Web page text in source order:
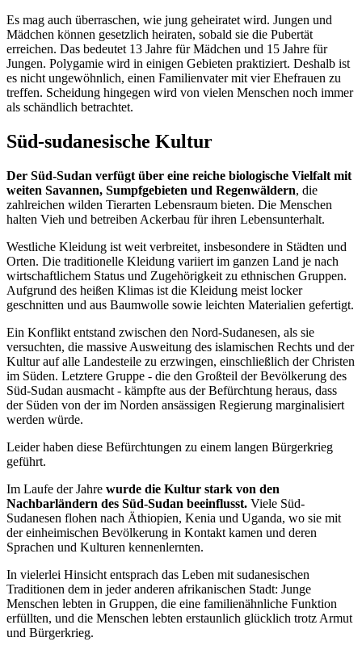
Es mag auch überraschen, wie jung geheiratet wird. Jungen und
Mädchen können gesetzlich heiraten, sobald sie die Pubertät
erreichen. Das bedeutet 13 Jahre für Mädchen und 15 Jahre für
Jungen. Polygamie wird in einigen Gebieten praktiziert. Deshalb ist
es nicht ungewöhnlich, einen Familienvater mit vier Ehefrauen zu
treffen. Scheidung hingegen wird von vielen Menschen noch immer
als schändlich betrachtet.
Süd-sudanesische Kultur
Der Süd-Sudan verfügt über eine reiche biologische Vielfalt mit
weiten Savannen, Sumpfgebieten und Regenwäldern, die
zahlreichen wilden Tierarten Lebensraum bieten. Die Menschen
halten Vieh und betreiben Ackerbau für ihren Lebensunterhalt.
Westliche Kleidung ist weit verbreitet, insbesondere in Städten und
Orten. Die traditionelle Kleidung variiert im ganzen Land je nach
wirtschaftlichem Status und Zugehörigkeit zu ethnischen Gruppen.
Aufgrund des heißen Klimas ist die Kleidung meist locker
geschnitten und aus Baumwolle sowie leichten Materialien gefertigt.
Ein Konflikt entstand zwischen den Nord-Sudanesen, als sie
versuchten, die massive Ausweitung des islamischen Rechts und der
Kultur auf alle Landesteile zu erzwingen, einschließlich der Christen
im Süden. Letztere Gruppe - die den Großteil der Bevölkerung des
Süd-Sudan ausmacht - kämpfte aus der Befürchtung heraus, dass
der Süden von der im Norden ansässigen Regierung marginalisiert
werden würde.
Leider haben diese Befürchtungen zu einem langen Bürgerkrieg
geführt.
Im Laufe der Jahre wurde die Kultur stark von den
Nachbarländern des Süd-Sudan beeinflusst. Viele Süd-
Sudanesen flohen nach Äthiopien, Kenia und Uganda, wo sie mit
der einheimischen Bevölkerung in Kontakt kamen und deren
Sprachen und Kulturen kennenlernten.
In vielerlei Hinsicht entsprach das Leben mit sudanesischen
Traditionen dem in jeder anderen afrikanischen Stadt: Junge
Menschen lebten in Gruppen, die eine familienähnliche Funktion
erfüllten, und die Menschen lebten erstaunlich glücklich trotz Armut
und Bürgerkrieg.